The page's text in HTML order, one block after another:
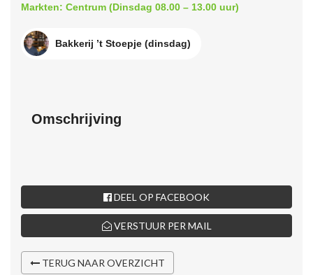
Markten: Centrum (Dinsdag 08.00 – 13.00 uur)
Bakkerij ’t Stoepje (dinsdag)
Omschrijving
DEEL OP FACEBOOK
VERSTUUR PER MAIL
TERUG NAAR OVERZICHT